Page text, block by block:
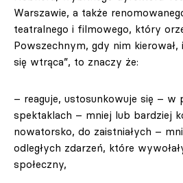
Warszawie, a także
teatralnego i filmowego, który
Powszechnym, gdy nim
się wtrąca”, to znaczy że:
– reaguje, ustosunkowuje się – w
spektaklach – mniej lub bardziej
nowatorsko, do zaistniałych –
odległych zdarzeń, które
społeczny,